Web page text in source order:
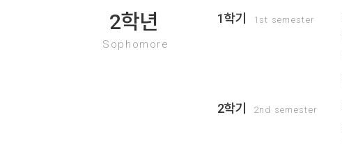
2학년
Sophomore
1학기 1st semester
2학기 2nd semester